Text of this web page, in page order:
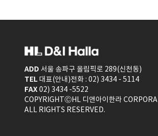
ADD 서울 송파구 올림픽로 289(신천동)
TEL 대표(안내)전화 : 02) 3434 - 5114
FAX02) 3434 -5522
COPYRIGHTⒸHL 디앤아이한라
ALL RIGHTS RESERVED.